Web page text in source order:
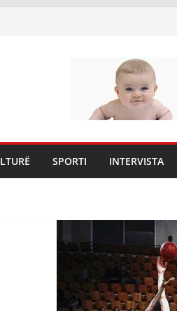
SPORTI INTERVISTA